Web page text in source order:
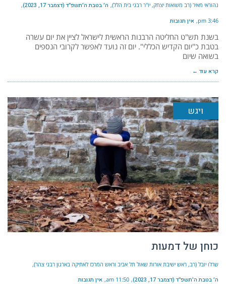
נהוראי מאיר (רב משואות יצחק, יו"ר רבני בית הלל) ה׳ בטבת ה׳תשפ״ד (דצמבר 17, 2023)
3:46 pm אין תגובות
בשנת תש"ט החליטה הרבנות הראשית לישראל לציין את יום עשרה
בטבת כ"יום הקדיש הכללי". יום זה נועד לאפשר לקרובי הנספים
בשואה שיום
קרא עוד ←
ויגש
כוחן של דמעות
שרלו יובל (רב, ראש ישיבת אורות שאול תל אביב וראש המרכז לאתיקה בארגון רבני צהר)
ה׳ בטבת ה׳תשפ״ד (דצמבר 17, 2023) 11:50 am אין תגובות